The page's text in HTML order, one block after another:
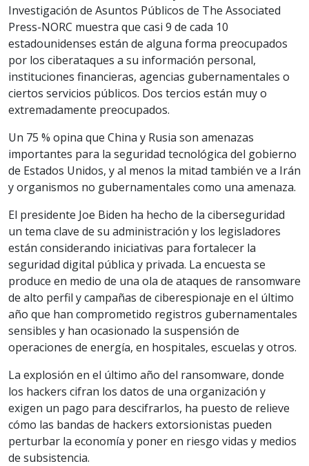
Investigación de Asuntos Públicos de The Associated
Press-NORC muestra que casi 9 de cada 10
estadounidenses están de alguna forma preocupados
por los ciberataques a su información personal,
instituciones financieras, agencias gubernamentales o
ciertos servicios públicos. Dos tercios están muy o
extremadamente preocupados.
Un 75 % opina que China y Rusia son amenazas
importantes para la seguridad tecnológica del gobierno
de Estados Unidos, y al menos la mitad también ve a Irán
y organismos no gubernamentales como una amenaza.
El presidente Joe Biden ha hecho de la ciberseguridad
un tema clave de su administración y los legisladores
están considerando iniciativas para fortalecer la
seguridad digital pública y privada. La encuesta se
produce en medio de una ola de ataques de ransomware
de alto perfil y campañas de ciberespionaje en el último
año que han comprometido registros gubernamentales
sensibles y han ocasionado la suspensión de
operaciones de energía, en hospitales, escuelas y otros.
La explosión en el último año del ransomware, donde
los hackers cifran los datos de una organización y
exigen un pago para descifrarlos, ha puesto de relieve
cómo las bandas de hackers extorsionistas pueden
perturbar la economía y poner en riesgo vidas y medios
de subsistencia.